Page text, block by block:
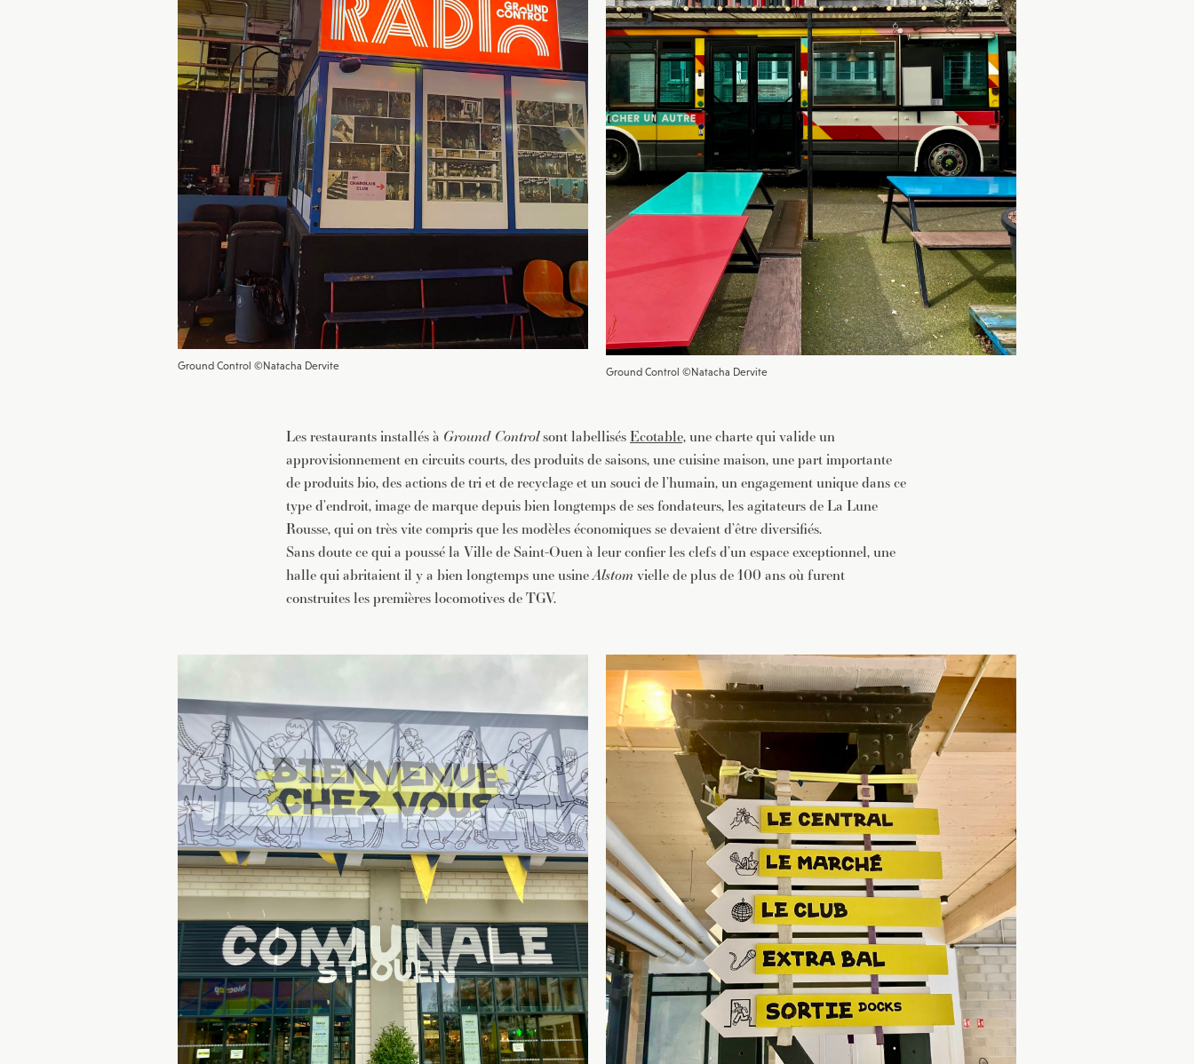
Ground Control ©Natacha Dervite Ground Control ©Natacha Dervite
Les restaurants installés à Ground Controlsont labellisésEcotable,une charte qui valide un
approvisionnement en circuits courts, des produits de saisons, une cuisine maison, une part importante
de produits bio, des actions de tri et de recyclage et un souci de l’humain, un engagement unique dans ce
type d’endroit, image de marque depuis bien longtemps de ses fondateurs, les agitateurs de La Lune
Rousse, qui on très vite compris que les modèles économiques se devaient d’être diversifiés.
Sans doute ce qui a poussé la Ville de Saint-Ouen à leur confier les clefs d’un espace exceptionnel, une
halle qui abritaient il y a bien longtemps une usineAlstom vielle de plus de 100 ans où furent
construites les premières locomotives de TGV.